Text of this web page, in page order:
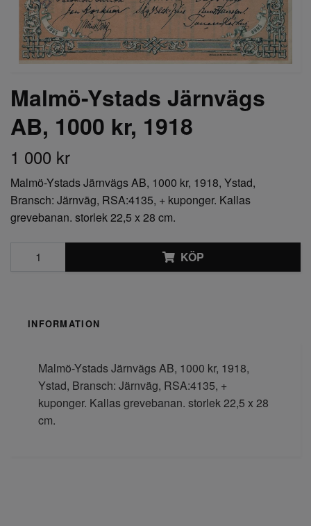
Malmö-Ystads Järnvägs
AB, 1000 kr, 1918
1 000 kr
Malmö-Ystads Järnvägs AB, 1000 kr, 1918, Ystad,
Bransch: Järnväg, RSA:4135, + kuponger. Kallas
grevebanan. storlek 22,5 x 28 cm.
KÖP
INFORMATION
Malmö-Ystads Järnvägs AB, 1000 kr, 1918,
Ystad, Bransch: Järnväg, RSA:4135, +
kuponger. Kallas grevebanan. storlek 22,5 x 28
cm.